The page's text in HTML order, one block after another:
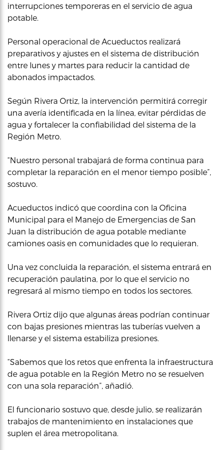
interrupciones temporeras en el servicio de agua
potable.
Personal operacional de Acueductos realizará
preparativos y ajustes en el sistema de distribución
entre lunes y martes para reducir la cantidad de
abonados impactados.
Según Rivera Ortiz, la intervención permitirá corregir
una avería identificada en la línea, evitar pérdidas de
agua y fortalecer la confiabilidad del sistema de la
Región Metro.
“Nuestro personal trabajará de forma continua para
completar la reparación en el menor tiempo posible”,
sostuvo.
Acueductos indicó que coordina con la Oficina
Municipal para el Manejo de Emergencias de San
Juan la distribución de agua potable mediante
camiones oasis en comunidades que lo requieran.
Una vez concluida la reparación, el sistema entrará en
recuperación paulatina, por lo que el servicio no
regresará al mismo tiempo en todos los sectores.
Rivera Ortiz dijo que algunas áreas podrían continuar
con bajas presiones mientras las tuberías vuelven a
llenarse y el sistema estabiliza presiones.
“Sabemos que los retos que enfrenta la infraestructura
de agua potable en la Región Metro no se resuelven
con una sola reparación”, añadió.
El funcionario sostuvo que, desde julio, se realizarán
trabajos de mantenimiento en instalaciones que
suplen el área metropolitana.